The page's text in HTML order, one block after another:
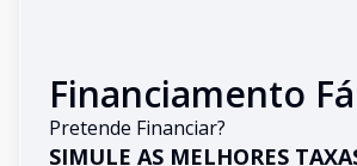
Financiamento
Pretende Financiar?
SIMULE AS MELHORES